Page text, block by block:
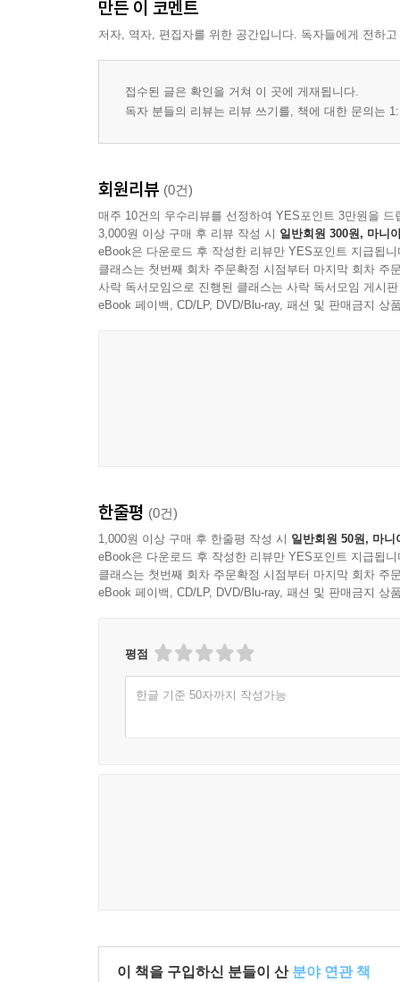
우리 삶은 왜 외롭고 불안하게 되었을까(中) | 박혜
먹거리, 지역에서 시작되는 돌봄의 경제 | 황영모
막내 달팽이의 하루 | 김탁환
다시 읽는 고전(3)
다시, ‘한생명’의 길로 | 장병윤
시
가치 있는 일을 하며 살고 싶은 당신에게 | 이나미
《일터의 소로》
왜 기후민주주의를 말하는가 | 최원형
아름답고 풍요로운 삶으로의 초대 | 김선애
《배고프고 아름다운 동물들》
만든 이 코멘트
저자, 역자, 편집자를 위한 공간입니다. 독자들에게 전하
접수된 글은 확인을 거쳐 이 곳에 게재됩니다.
독자 분들의 리뷰는 리뷰 쓰기를, 책에 대한 문의는
회원리뷰 (0건)
매주 10건의 우수리뷰를 선정하여 YES포인트 3만원을 드
3,000원 이상 구매 후 리뷰 작성 시 일반회원 300원, 마니
eBook은 다운로드 후 작성한 리뷰만 YES포인트 지급됩니
클래스는 첫번째 회차 주문확정 시점부터 마지막 회차 주
사락 독서모임으로 진행된 클래스는 사락 독서모임 게시
eBook 페이백, CD/LP, DVD/Blu-ray, 패션 및 판매금지 상
한줄평 (0건)
1,000원 이상 구매 후 한줄평 작성 시 일반회원 50원, 마니
eBook은 다운로드 후 작성한 리뷰만 YES포인트 지급됩니
클래스는 첫번째 회차 주문확정 시점부터 마지막 회차 주
eBook 페이백, CD/LP, DVD/Blu-ray, 패션 및 판매금지 상
평점
한글 기준 50자까지 작성가능
이 책을 구입하신 분들이 산 분야 연관 책